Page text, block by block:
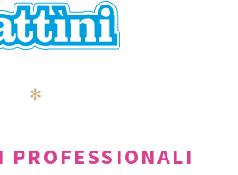
✻
PROFESSIONALI